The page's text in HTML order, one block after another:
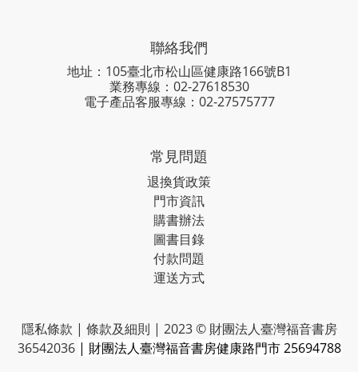
聯絡我們
地址：105臺北市松山區健康路166號B1
業務專線： 02-27618530
電子產品客服專線：02-27575777
常見問題
退換貨政策
門市資訊
購書辦法
圖書目錄
付款問題
運送方式
隱私條款 | 條款及細則 | 2023 © 財團法人臺灣福音書房
36542036 | 財團法人臺灣福音書房健康路門市 25694788